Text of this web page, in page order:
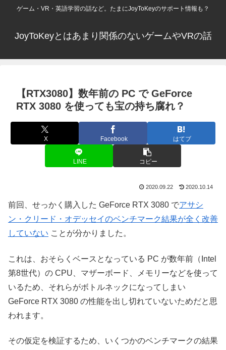
ゲーム・VR・英語学習の話など。たまにJoyToKeyのサポート情報も？
JoyToKeyとはあまり関係のないゲームやVRの話
【RTX3080】数年前の PC で GeForce
RTX 3080 を使っても宝の持ち腐れ？
X Facebook はてブ
LINE コピー
2020.09.22 2020.10.14
前回、せっかく購入した GeForce RTX 3080 でアサシ
ン・クリード・オデッセイのベンチマーク結果が全く改善
していない ことが分かりました。
これは、おそらくベースとなっている PC が数年前（Intel
第8世代）の CPU、マザーボード、メモリーなどを使って
いるため、それらがボトルネックになってしまい
GeForce RTX 3080 の性能を出し切れていないためだと思
われます。
その仮定を検証するため、いくつかのベンチマークの結果